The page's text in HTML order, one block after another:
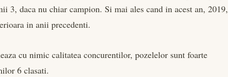
3, daca nu chiar campion. Si mai ales cand in acest an, 2019,
in anii precedenti.
cu nimic calitatea concurentilor, pozelelor sunt foarte
6 clasati.